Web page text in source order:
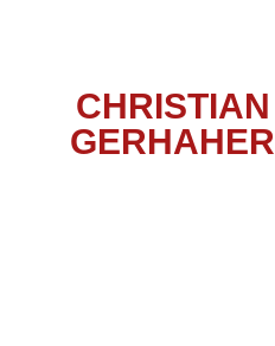
CHRISTIAN
GERHAHER